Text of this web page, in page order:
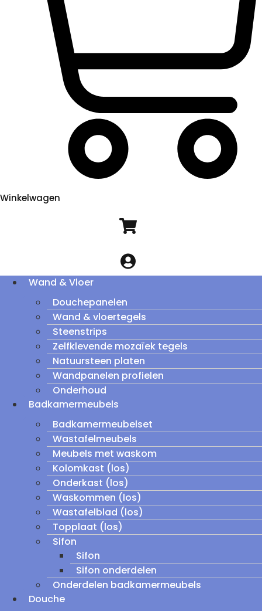
Winkelwagen
Wand & Vloer
Douchepanelen
Wand & vloertegels
Steenstrips
Zelfklevende mozaïek tegels
Natuursteen platen
Wandpanelen profielen
Onderhoud
Badkamermeubels
Badkamermeubelset
Wastafelmeubels
Meubels met waskom
Kolomkast (los)
Onderkast (los)
Waskommen (los)
Wastafelblad (los)
Topplaat (los)
Sifon
Sifon
Sifon onderdelen
Onderdelen badkamermeubels
Douche